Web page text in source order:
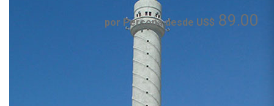
por Persona desde US$ 89.00